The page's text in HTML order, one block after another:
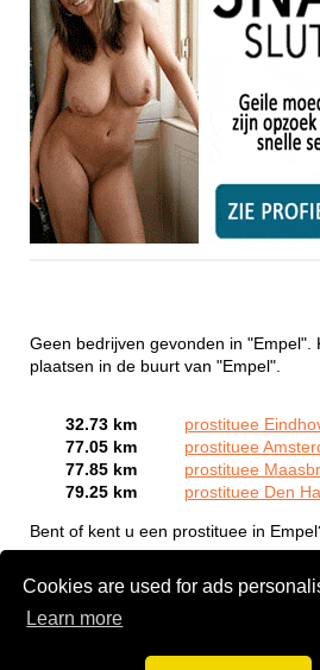
Cookies are used for ads
Learn more
Geen bedrijven gevonden in "Empel".
plaatsen in de buurt van "Empel".
32.73 km
prostituee
77.05 km
prostituee
77.85 km
prostituee
79.25 km
prostituee Den
Bent of kent u een prostituee in
aan